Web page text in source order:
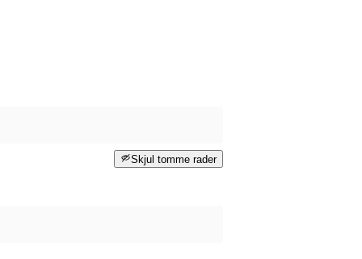
Skjul tomme rader